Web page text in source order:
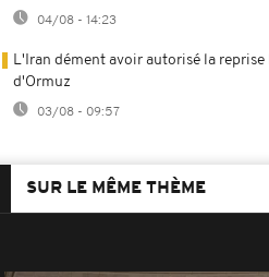
04/08 - 14:23
L'Iran dément avoir autorisé la
d'Ormuz
03/08 - 09:57
SUR LE MÊME THÈME